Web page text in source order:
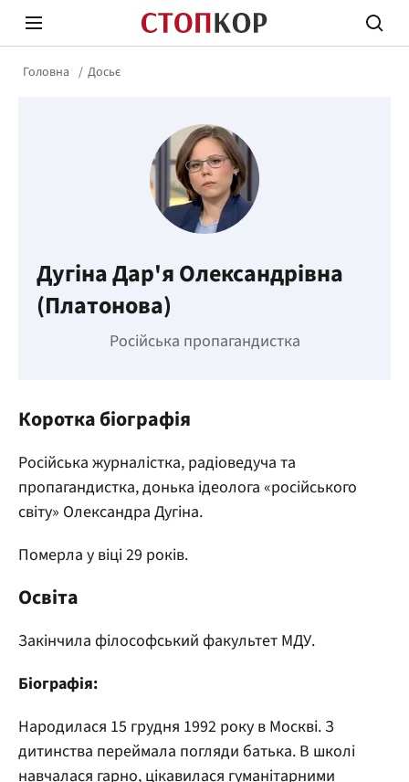
Стоп Політичній Корупції
Політика
Головна Досьє
Дугіна Дар'я Олександрівна
(Платонова)
Російська пропагандистка
Коротка біографія
Російська журналістка, радіоведуча та
пропагандистка, донька ідеолога «російського
світу» Олександра Дугіна.
Померла у віці 29 років.
Освіта
Закінчила філософський факультет МДУ.
Біографія:
Народилася 15 грудня 1992 року в Москві. З
дитинства переймала погляди батька. В школі
навчалася гарно, цікавилася гуманітарними